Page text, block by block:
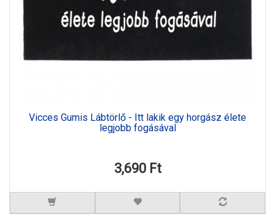
Vicces Gumis Lábtörlő - Itt lakik egy horgász élete
legjobb fogásával
3,690 Ft